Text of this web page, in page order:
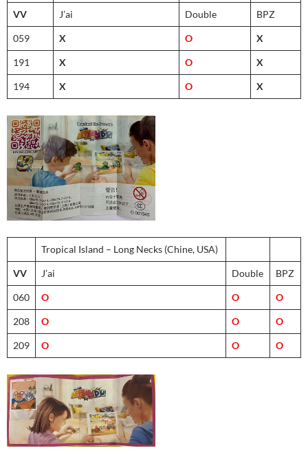
VV J’ai Double BPZ
059 X O X
191 X O X
194 X O X
Tropical Island – Long Necks (Chine, USA)
VV J’ai Double BPZ
060 O O O
208 O O O
209 O O O